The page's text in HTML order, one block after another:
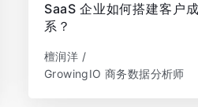
SaaS 企业如何搭建客户
系？
檀润洋 /
GrowingIO 商务数据分析师